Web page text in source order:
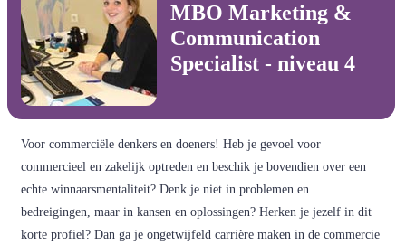
MBO Marketing &
Communication
Specialist - niveau 4
Voor commerciële denkers en doeners! Heb je gevoel voor
commercieel en zakelijk optreden en beschik je bovendien over een
echte winnaarsmentaliteit? Denk je niet in problemen en
bedreigingen, maar in kansen en oplossingen? Herken je jezelf in dit
korte profiel? Dan ga je ongetwijfeld carrière maken in de commercie